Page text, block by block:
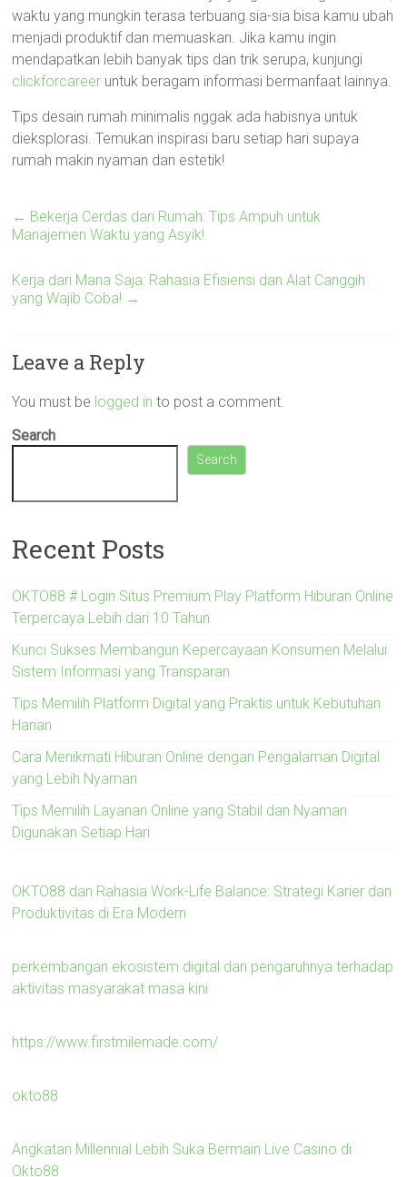
waktu yang mungkin terasa terbuang sia-sia bisa kamu ubah
menjadi produktif dan memuaskan. Jika kamu ingin
mendapatkan lebih banyak tips dan trik serupa, kunjungi
clickforcareer untuk beragam informasi bermanfaat lainnya.
Tips desain rumah minimalis nggak ada habisnya untuk
dieksplorasi. Temukan inspirasi baru setiap hari supaya
rumah makin nyaman dan estetik!
← Bekerja Cerdas dari Rumah: Tips Ampuh untuk
Manajemen Waktu yang Asyik!
Kerja dari Mana Saja: Rahasia Efisiensi dan Alat Canggih
yang Wajib Coba! →
Leave a Reply
You must be logged in to post a comment.
Search
Search
Recent Posts
OKTO88 # Login Situs Premium Play Platform Hiburan Online
Terpercaya Lebih dari 10 Tahun
Kunci Sukses Membangun Kepercayaan Konsumen Melalui
Sistem Informasi yang Transparan
Tips Memilih Platform Digital yang Praktis untuk Kebutuhan
Harian
Cara Menikmati Hiburan Online dengan Pengalaman Digital
yang Lebih Nyaman
Tips Memilih Layanan Online yang Stabil dan Nyaman
Digunakan Setiap Hari
OKTO88 dan Rahasia Work-Life Balance: Strategi Karier dan
Produktivitas di Era Modern
perkembangan ekosistem digital dan pengaruhnya terhadap
aktivitas masyarakat masa kini
https://www.firstmilemade.com/
okto88
Angkatan Millennial Lebih Suka Bermain Live Casino di
Okto88